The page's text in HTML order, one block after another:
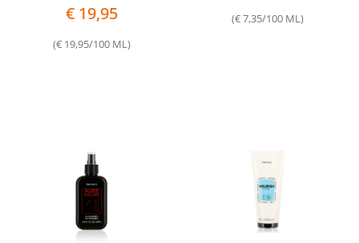
€ 19,95
(€ 19,95/100 ML)
(€ 7,35/100 ML)